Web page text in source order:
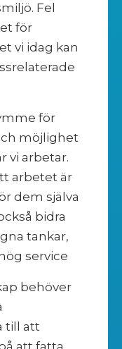
Fel
för
vi idag kan
för
möjlighet
vi arbetar.
arbetet är
dem själva
bidra
tankar,
service
behöver
till att
att fatta